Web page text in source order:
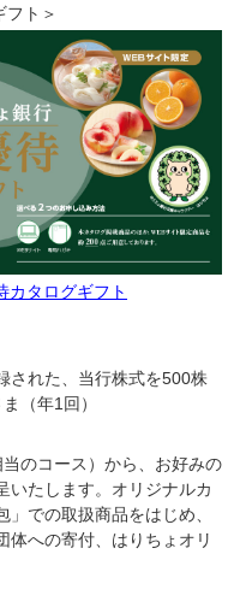
フト＞
タログギフト
された、当行株式を500株
（年1回）
のコース）から、お好みの
いたします。オリジナルカ
での取扱商品をはじめ、
体への寄付、はりちょオリ